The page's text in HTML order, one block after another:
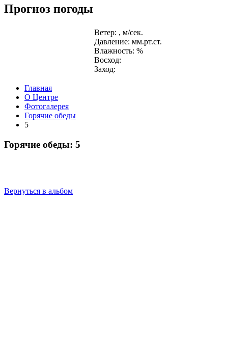
Прогноз погоды
Ветер: , м/сек.
Давление: мм.рт.ст.
Влажность: %
Восход:
Заход:
Главная
О Центре
Фотогалерея
Горячие обеды
5
Горячие обеды: 5
Вернуться в альбом